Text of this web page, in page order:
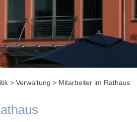
> Verwaltung > Mitarbeiter im Rathaus